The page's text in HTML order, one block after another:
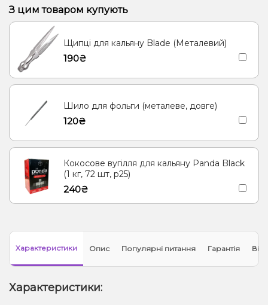
З цим товаром купують
Щипці для кальяну Blade (Металевий)
190₴
Шило для фольги (металеве, довге)
120₴
Кокосове вугілля для кальяну Panda Black
(1 кг, 72 шт, р25)
240₴
Характеристики Опис Популярні питання Гарантія
Характеристики: